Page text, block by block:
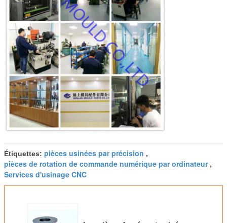
Étiquettes: pièces usinées par précision ,
pièces de rotation de commande numérique par ordinateur,
Services d'usinage CNC